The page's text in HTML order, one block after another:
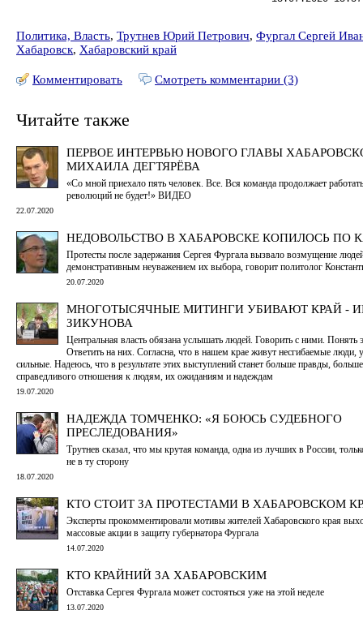
Политика, Власть, Трутнев Юрий Петрович, Фургал Сергей
Хабаровск, Хабаровский край
Комментировать Смотреть комментарии (3)
Читайте также
ПЕРВОЕ ИНТЕРВЬЮ НОВОГО ГЛАВЫ
МИХАИЛА ДЕГТЯРЁВА
«Со мной приехало пять человек. Все. Вся команда продолжает
революций не будет!» ВИДЕО
22.07.2020
НЕДОВОЛЬСТВО В ХАБАРОВСКЕ КОПИЛОСЬ ПО
Протесты после задержания Сергея Фургала вызвало возмущение
демонстративным неуважением их выбора, говорит политолог
20.07.2020
МНОГОТЫСЯЧНЫЕ МИТИНГИ УБИВАЮТ КРАЙ -
ЗИКУНОВА
Центральная власть обязана услышать людей. Говорить с ними. Понять
Ответить на них. Согласна, что в нашем крае живут несгибаемые люди,
сильные. Надеюсь, что в результате этих выступлений станет больше правды,
справедливого отношения к людям, их ожиданиям и надеждам
19.07.2020
НАДЕЖДА ТОМЧЕНКО: «Я БОЮСЬ СУДЕБНОГО
ПРЕСЛЕДОВАНИЯ»
Трутнев сказал, что мы крутая команда, одна из лучших в России,
не в ту сторону
18.07.2020
КТО СТОИТ ЗА ПРОТЕСТАМИ В ХАБАРОВСКОМ
Эксперты прокомментировали мотивы жителей Хабаровского края
массовые акции в защиту губернатора Фургала
14.07.2020
КТО КРАЙНИЙ ЗА ХАБАРОВСКИМ
Отставка Сергея Фургала может состояться уже на этой неделе
13.07.2020